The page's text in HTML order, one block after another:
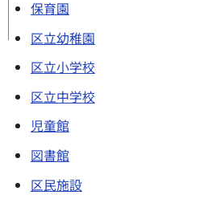
保育園
区立幼稚園
区立小学校
区立中学校
児童館
図書館
区民施設